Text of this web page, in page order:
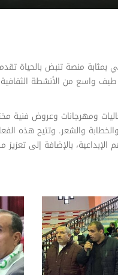
منصة تنبض بالحياة
واسع من الأنشطة الثقافية
ومهرجانات وعروض فنية
والشعر. وتتيح هذه
بالإضافة إلى تعزيز